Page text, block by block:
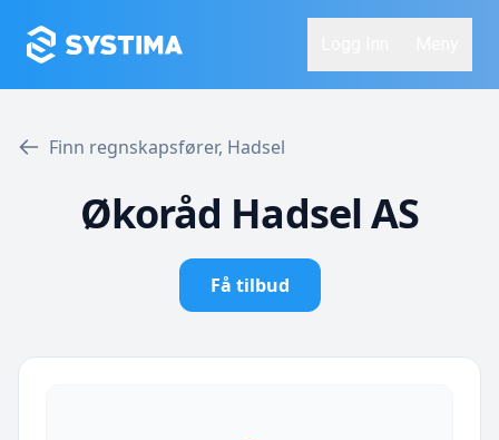
Finn regnskapsfører, Hadsel
Økoråd Hadsel AS
Få tilbud